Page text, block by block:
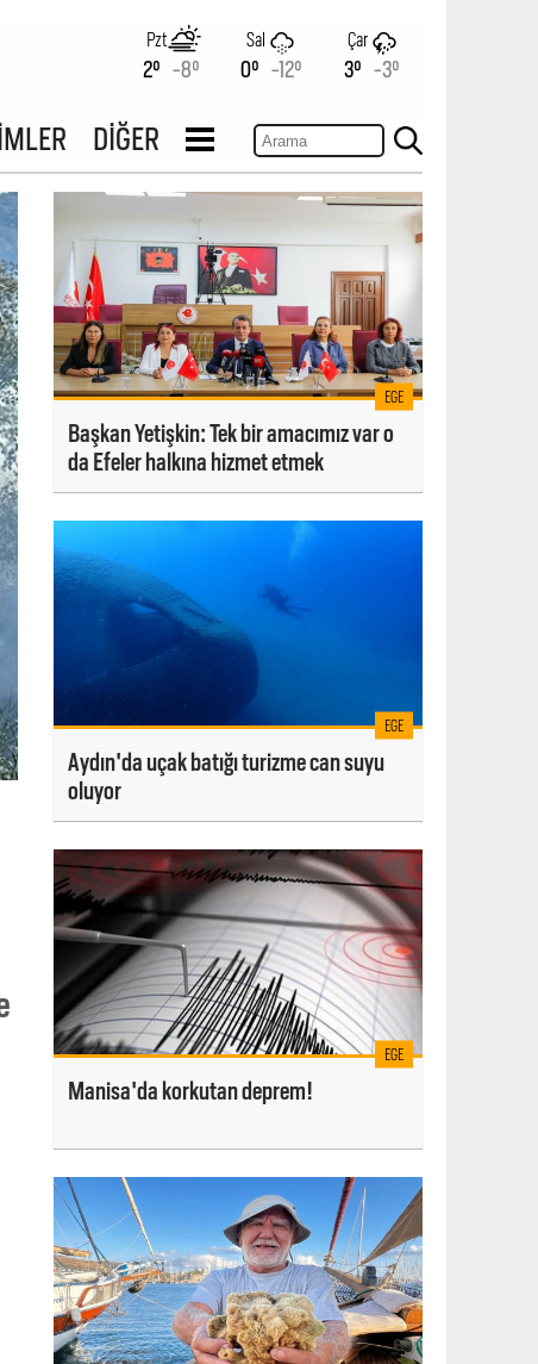
Pzt
2° -8°
Sal
0° -12°
Çar
3° -3°
DİĞER
EGE
Başkan Yetişkin: Tek bir amacımız var o
da Efeler halkına hizmet etmek
EGE
Aydın'da uçak batığı turizme can suyu
oluyor
EGE
Manisa'da korkutan deprem!